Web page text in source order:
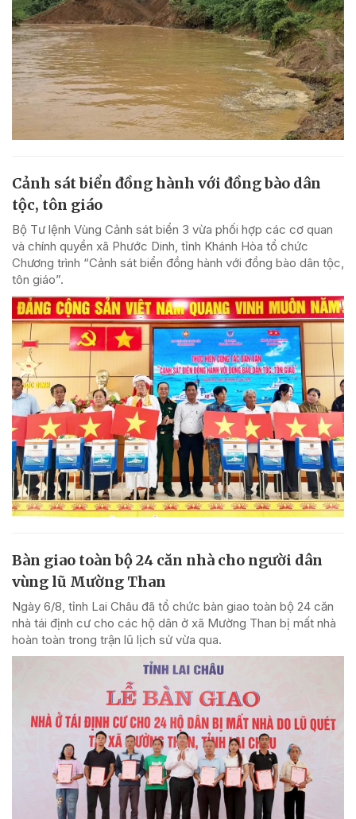
Cảnh sát biển đồng hành với đồng bào dân
tộc, tôn giáo
Bộ Tư lệnh Vùng Cảnh sát biển 3 vừa phối hợp các cơ quan
và chính quyền xã Phước Dinh, tỉnh Khánh Hòa tổ chức
Chương trình “Cảnh sát biển đồng hành với đồng bào dân tộc,
tôn giáo”.
Bàn giao toàn bộ 24 căn nhà cho người dân
vùng lũ Mường Than
Ngày 6/8, tỉnh Lai Châu đã tổ chức bàn giao toàn bộ 24 căn
nhà tái định cư cho các hộ dân ở xã Mường Than bị mất nhà
hoàn toàn trong trận lũ lịch sử vừa qua.